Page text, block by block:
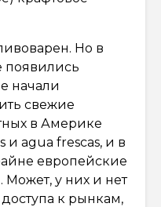
Но в
появились
начали
свежие
в Америке
и agua frescas, и в
европейские
Может, у них и нет
к рынкам,